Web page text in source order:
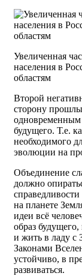
Увеличенная
населения в
областям
Второй
сторону
одновременным
будущего. Т.е.
необходимого
эволюции на
Объединение
должно
на планете
идеи всё
образ
и жить в ладу с
Законами
устойчиво, в
развиваться.